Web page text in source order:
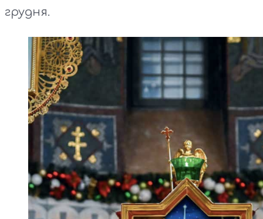
грудня.